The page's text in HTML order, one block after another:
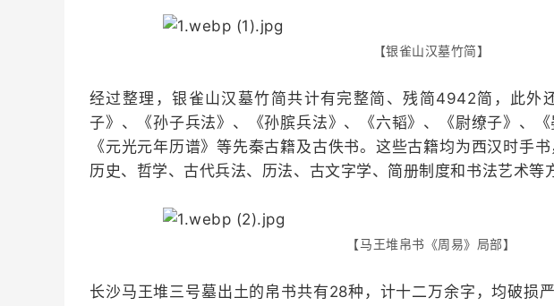
【银雀山汉墓竹简】
经过整理，银雀山汉墓竹简共计有完整简、残简4942简，此外
子》、《孙子兵法》、《孙膑兵法》、《六韬》、《尉缭子》、《
《元光元年历谱》等先秦古籍及古佚书。这些古籍均为西汉时手
历史、哲学、古代兵法、历法、古文字学、简册制度和书法艺术等
【马王堆帛书《周易》局部】
长沙马王堆三号墓出土的帛书共有28种，计十二万余字，均破损